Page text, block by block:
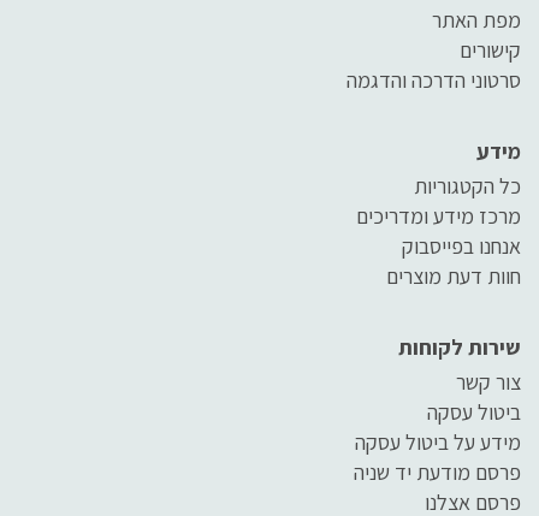
מפת האתר
קישורים
סרטוני הדרכה והדגמה
מידע
כל הקטגוריות
מרכז מידע ומדריכים
אנחנו בפייסבוק
חוות דעת מוצרים
שירות לקוחות
צור קשר
ביטול עסקה
מידע על ביטול עסקה
פרסם מודעת יד שניה
פרסם אצלנו